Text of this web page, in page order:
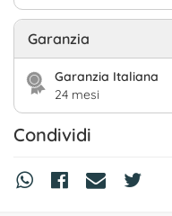
Garanzia
Garanzia Italiana
24 mesi
Condividi